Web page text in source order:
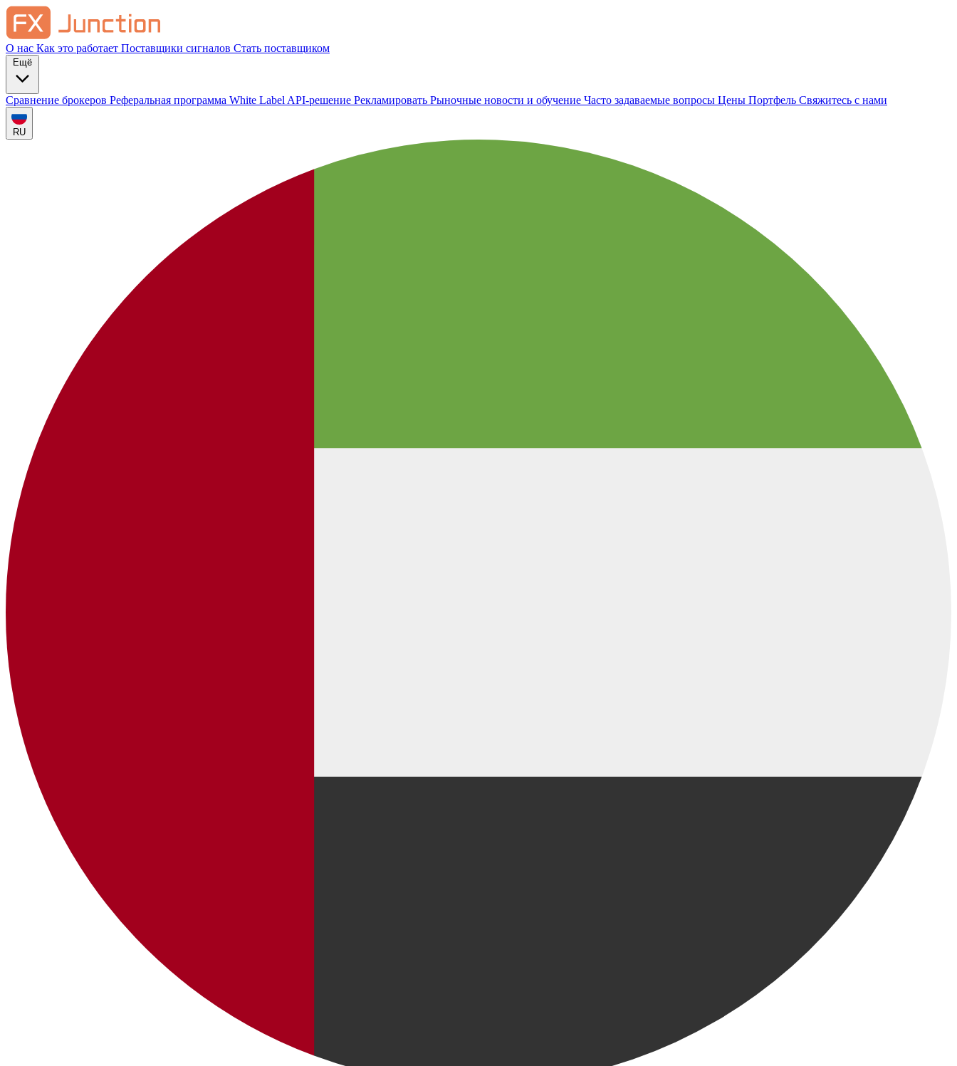
О нас Как это работает Поставщики сигналов Стать поставщиком
Сравнение брокеров Реферальная программа White Label API-решение Рекламировать Рыночные новости и обучение Часто задаваемые вопросы Цены Портфель Свяжитесь с нами
RU